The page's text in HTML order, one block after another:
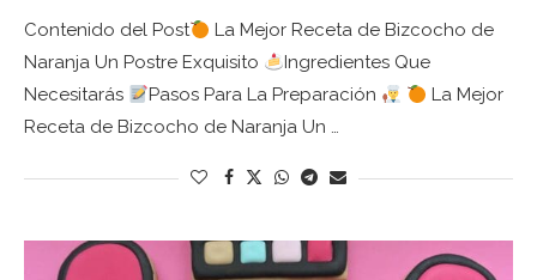
Contenido del Post
La Mejor Receta de Bizcocho de
Naranja Un Postre Exquisito
Ingredientes Que
Necesitarás
Pasos Para La Preparación
La Mejor
Receta de Bizcocho de Naranja Un …